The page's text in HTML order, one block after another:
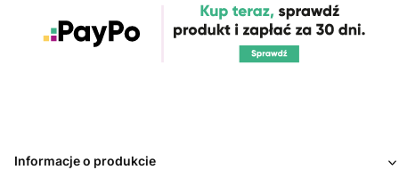
Informacje o produkcie